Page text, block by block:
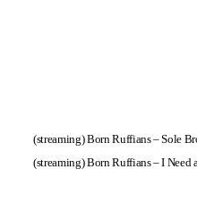
(streaming)Born Ruffians – Sole
(streaming)Born Ruffians – I Need